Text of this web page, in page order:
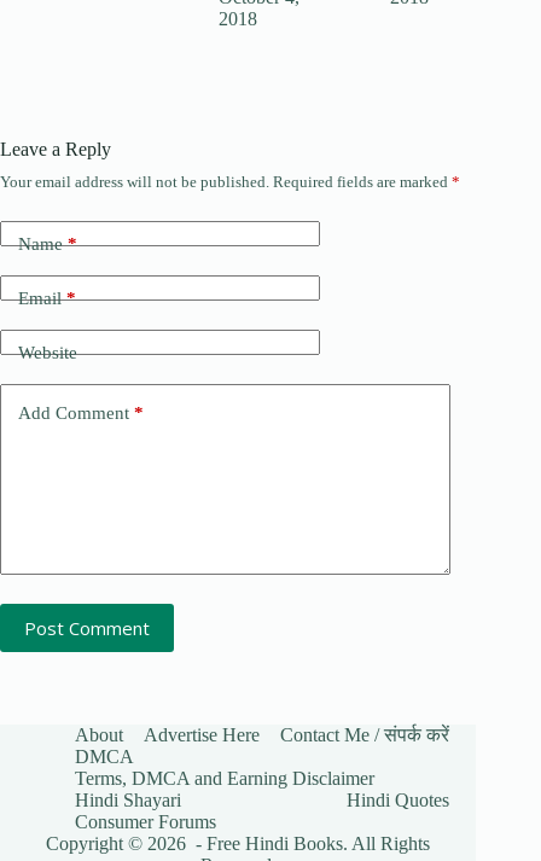
2018
Leave a Reply
Your email address will not be published. Required fields are marked *
Name*
Email*
Website
Add Comment *
Post Comment
About Advertise Here
Contact Me / संपर्क करें
DMCA
Terms, DMCA and Earning Disclaimer
Hindi Shayari
Hindi Quotes
Consumer Forums
Copyright © 2026 - Free Hindi Books. All Rights